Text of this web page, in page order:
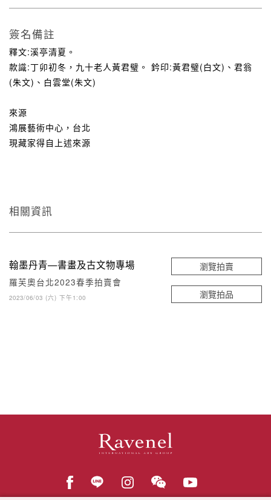
簽名備註
釋文:溪亭清夏。
款識:丁卯初冬，九十老人黃君璧。 鈐印:黃君璧(白文)、君翁
(朱文)、白雲堂(朱文)
來源
鴻展藝術中心，台北
現藏家得自上述來源
相關資訊
翰墨丹青—書畫及古文物專場
羅芙奧台北2023春季拍賣會
2023/06/03 (六) 下午1:00
瀏覽拍賣
瀏覽拍品